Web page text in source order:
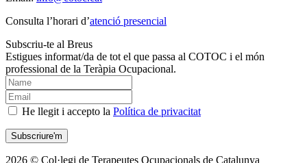
Consulta l’horari d’atenció presencial
Subscriu-te al Breus
Estigues informat/da de tot el que passa al COTOC i el món
professional de la Teràpia Ocupacional.
He llegit i accepto la Política de privacitat
2026 © Col·legi de Terapeutes Ocupacionals de Catalunya